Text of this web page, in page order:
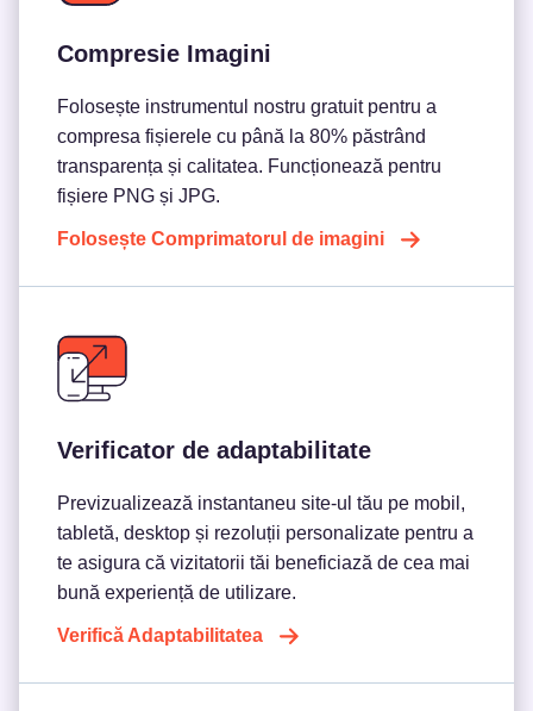
Compresie Imagini
Folosește instrumentul nostru gratuit pentru a
compresa fișierele cu până la 80% păstrând
transparența și calitatea. Funcționează pentru
fișiere PNG și JPG.
Folosește Comprimatorul de imagini
Verificator de adaptabilitate
Previzualizează instantaneu site-ul tău pe mobil,
tabletă, desktop și rezoluții personalizate pentru a
te asigura că vizitatorii tăi beneficiază de cea mai
bună experiență de utilizare.
Verifică Adaptabilitatea